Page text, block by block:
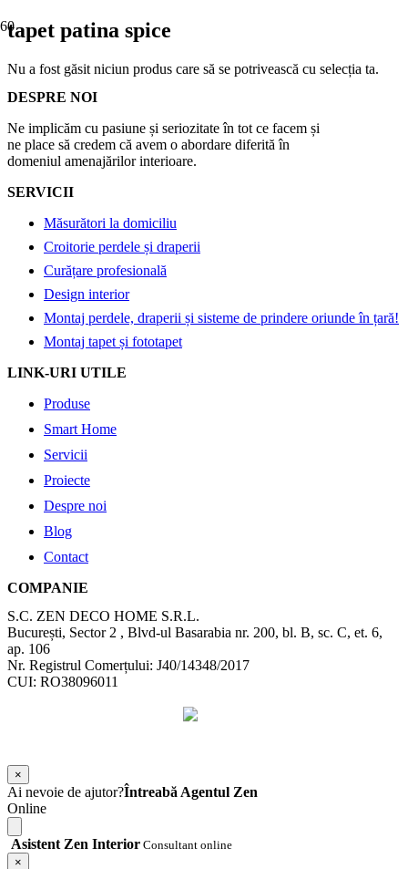
tapet patina spice
Nu a fost găsit niciun produs care să se potrivească cu selecția ta.
DESPRE NOI
Ne implicăm cu pasiune și seriozitate în tot ce facem și
ne place să credem că avem o abordare diferită în
domeniul amenajărilor interioare.
SERVICII
Măsurători la domiciliu
Croitorie perdele și draperii
Curățare profesională
Design interior
Montaj perdele, draperii și sisteme de prindere oriunde în țară!
Montaj tapet și fototapet
LINK-URI UTILE
Produse
Smart Home
Servicii
Proiecte
Despre noi
Blog
Contact
COMPANIE
S.C. ZEN DECO HOME S.R.L.
București, Sector 2 , Blvd-ul Basarabia nr. 200, bl. B, sc. C, et. 6,
ap. 106
Nr. Registrul Comerțului: J40/14348/2017
CUI: RO38096011
×
Ai nevoie de ajutor?Întreabă Agentul Zen
Online
Asistent Zen Interior Consultant online
×